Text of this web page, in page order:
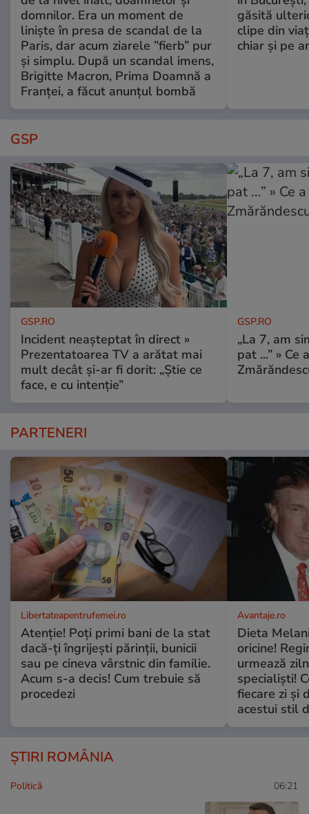
domnilor. Era un moment de
liniște în presa de scandal de la
Paris, dar acum ziarele ”fierb” pur
și simplu. După un scandal imens,
Brigitte Macron, Prima Doamnă a
Franței, a făcut anunțul bombă
găsită
clipe din
chiar și pe
GSP
GSP.RO
Incident neașteptat în direct »
Prezentatoarea TV a arătat mai
mult decât și-ar fi dorit: „Știe ce
face, e cu intenție”
GSP.RO
„La 7, am
pat ...” »
PARTENERI
Libertateapentrufemei.ro
Atenție! Poți primi bani de la stat
dacă-ți îngrijești părinții, bunicii
sau pe cineva vârstnic din familie.
Acum s-a decis! Cum trebuie să
procedezi
Avantaje.ro
Dieta
oricine!
urmează
specialiști!
fiecare zi și
acestui stil
ȘTIRI ROMÂNIA
Politică 06:21